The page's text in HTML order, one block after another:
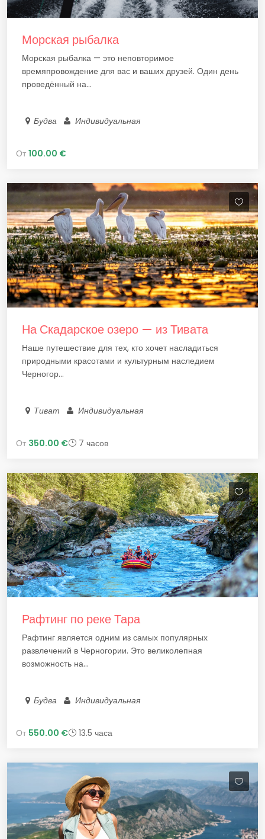
Морская рыбалка
Морская рыбалка — это неповторимое
времяпровождение для вас и ваших друзей. Один день
проведённый на...
Будва Индивидуальная
От 100.00 €
На Скадарское озеро — из Тивата
Наше путешествие для тех, кто хочет насладиться
природными красотами и культурным наследием
Черногор...
Тиват Индивидуальная
От 350.00 € 7 часов
Рафтинг по реке Тара
Рафтинг является одним из самых популярных
развлечений в Черногории. Это великолепная
возможность на...
Будва Индивидуальная
От 550.00 € 13.5 часа